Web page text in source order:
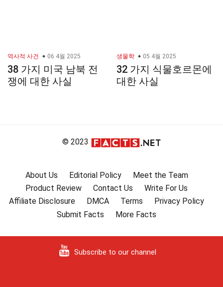
역사적 사건 06 4월 2025
38 가지 미국 남북 전
쟁에 대한 사실
생물학 05 4월 2025
32 가지 식물호르몬에
대한 사실
© 2023
About Us Editorial Policy
Meet the Team
Product Review
Contact Us
Write For Us
Affiliate Disclosure
DMCA Terms
Privacy Policy
Submit Facts
More Facts
Subscribe to our channel